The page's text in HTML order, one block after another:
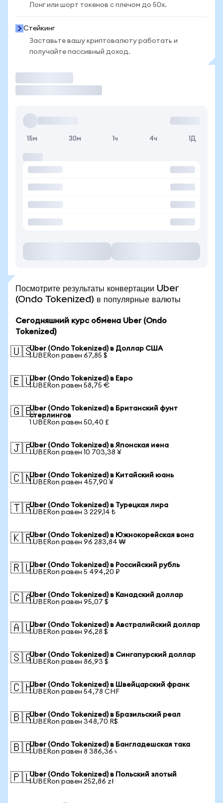
Лонг или шорт токенов с плечом до 50x.
Стейкинг
Заставьте вашу криптовалюту работать и
получайте пассивный доход.
15м 30м 1ч 4ч 1Д
Посмотрите результаты конвертации Uber
(Ondo Tokenized) в популярные валюты
Сегодняшний курс обмена Uber (Ondo
Tokenized)
🇺🇸Uber (Ondo Tokenized) в Доллар США
1 UBERon равен 67,85 $
🇪🇺Uber (Ondo Tokenized) в Евро
1 UBERon равен 58,75 €
🇬🇧Uber (Ondo Tokenized) в Британский фунт
стерлингов
1 UBERon равен 50,40 £
🇯🇵Uber (Ondo Tokenized) в Японская иена
1 UBERon равен 10 703,38 ¥
🇨🇳Uber (Ondo Tokenized) в Китайский юань
1 UBERon равен 457,90 ¥
🇹🇷Uber (Ondo Tokenized) в Турецкая лира
1 UBERon равен 3 229,14 ₺
🇰🇷Uber (Ondo Tokenized) в Южнокорейская вона
1 UBERon равен 96 283,84 ₩
🇷🇺Uber (Ondo Tokenized) в Российский рубль
1 UBERon равен 5 494,20 ₽
🇨🇦Uber (Ondo Tokenized) в Канадский доллар
1 UBERon равен 95,07 $
🇦🇺Uber (Ondo Tokenized) в Австралийский доллар
1 UBERon равен 96,28 $
🇸🇬Uber (Ondo Tokenized) в Сингапурский доллар
1 UBERon равен 86,93 $
🇨🇭Uber (Ondo Tokenized) в Швейцарский франк
1 UBERon равен 54,78 CHF
🇧🇷Uber (Ondo Tokenized) в Бразильский реал
1 UBERon равен 348,70 R$
🇧🇩Uber (Ondo Tokenized) в Бангладешская така
1 UBERon равен 8 386,36 ৳
🇵🇱Uber (Ondo Tokenized) в Польский злотый
1 UBERon равен 252,86 zł